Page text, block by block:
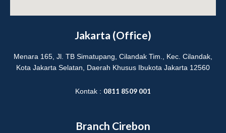
a
g
r
a
m
u
b
e
Jakarta (Office)
Menara 165, Jl. TB Simatupang, Cilandak Tim., Kec. Cilandak,
Kota Jakarta Selatan, Daerah Khusus Ibukota Jakarta 12560
Kontak : 0811 8509 001
Branch Cirebon